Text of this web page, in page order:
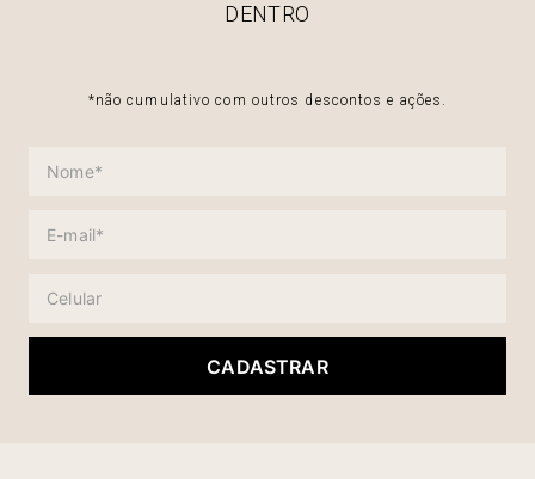
DENTRO
*não cumulativo com outros descontos e ações.
CADASTRAR